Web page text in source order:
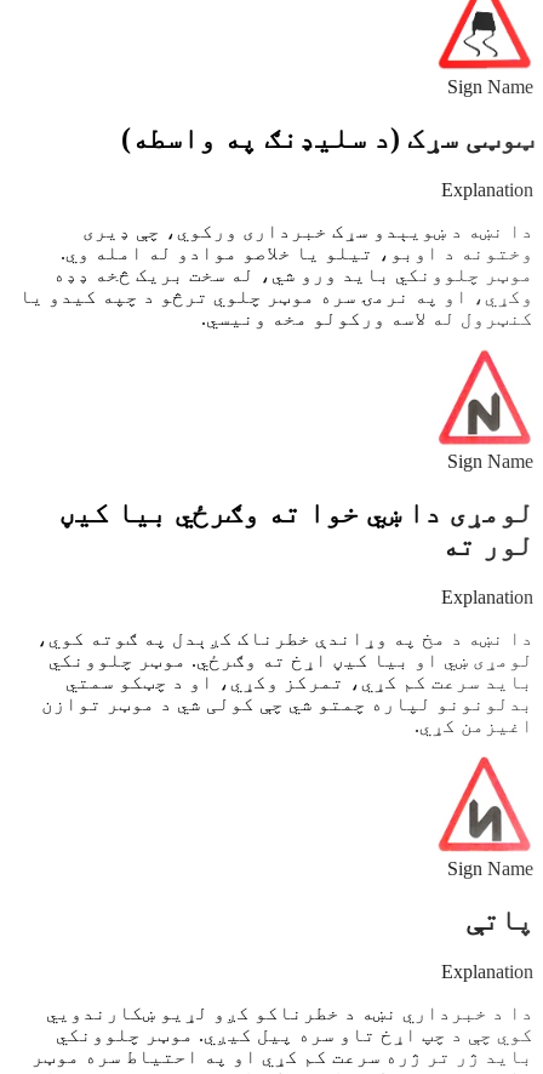
Sign Name
ټوټی سړک (د سلیډنګ په واسطه)
Explanation
دا نښه د ښویېدو سړک خبرداری ورکوي، چې ډیری
وختونه د اوبو، تیلو یا خلاصو موادو له امله وي.
موټر چلوونکي باید ورو شي، له سخت بریک څخه ډډه
وکړي، او په نرمۍ سره موټر چلوي ترڅو د چپه کیدو یا
کنټرول له لاسه ورکولو مخه ونیسي.
Sign Name
لومړی دا ښي خوا ته وګرځي بیا کیڼ
لور ته
Explanation
دا نښه د مخ په وړاندې خطرناک کږېدل په ګوته کوي،
لومړی ښي او بیا کیڼ اړخ ته وګرځي. موټر چلوونکي
باید سرعت کم کړي، تمرکز وکړي، او د چټکو سمتي
بدلونونو لپاره چمتو شي چې کولی شي د موټر توازن
اغیزمن کړي.
Sign Name
پاتې
Explanation
دا د خبرداري نښه د خطرناکو کږو لړیو ښکارندویي
کوي چې د چپ اړخ تاو سره پیل کیږي. موټر چلوونکي
باید ژر تر ژره سرعت کم کړي او په احتیاط سره موټر